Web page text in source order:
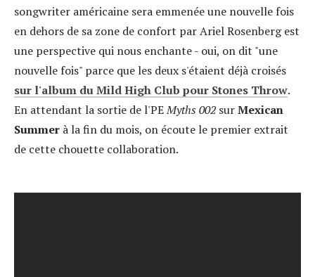
songwriter américaine sera emmenée une nouvelle fois
en dehors de sa zone de confort par Ariel Rosenberg est
une perspective qui nous enchante - oui, on dit "une
nouvelle fois" parce que les deux s'étaient déjà croisés
sur l'album du Mild High Club pour Stones Throw.
En attendant la sortie de l'PEMyths 002surMexican
Summer à la fin du mois, on écoute le premier extrait
de cette chouette collaboration.